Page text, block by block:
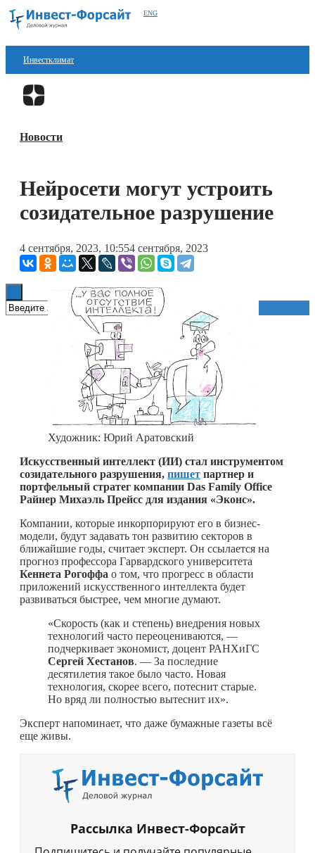
ENG
Инвестклимат
Финансы
Блокчейн
Технологии
Книги
Новости
Нейросети могут устроить
созидательное разрушение
4 сентября, 2023, 10:554 сентября, 2023
Художник: Юрий Аратовский
Искусственный интеллект (ИИ) стал инструментом
созидательного разрушения, пишет партнер и
портфельный стратег компании Das Family Office
Райнер Михаэль Прейсс для издания «Эконс».
Компании, которые инкорпорируют его в бизнес-
модели, будут задавать тон развитию секторов в
ближайшие годы, считает эксперт. Он ссылается на
прогноз профессора Гарвардского университета
Кеннета Рогоффа о том, что прогресс в области
приложений искусственного интеллекта будет
развиваться быстрее, чем многие думают.
«Скорость (как и степень) внедрения новых
технологий часто переоцениваются, —
подчеркивает экономист, доцент РАНХиГС
Сергей Хестанов. — За последние
десятилетия такое было часто. Новая
технология, скорее всего, потеснит старые.
Но вряд ли полностью вытеснит их».
Эксперт напоминает, что даже бумажные газеты всё
еще живы.
Рассылка Инвест-Форсайт